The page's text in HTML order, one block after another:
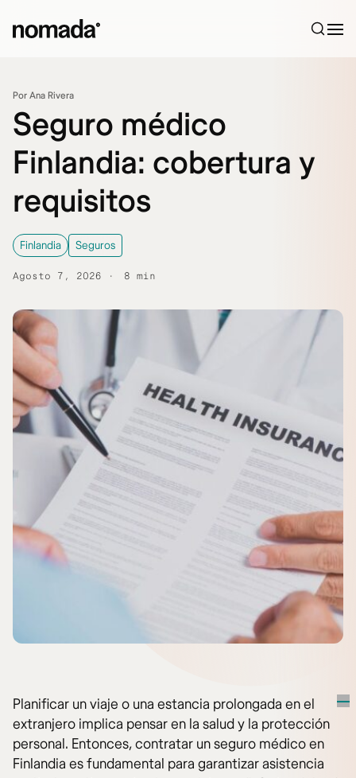
Por Ana Rivera
Seguro médico
Finlandia: cobertura y
requisitos
Finlandia Seguros
Agosto 7, 2026 8 min
Planificar un viaje o una estancia prolongada en el
extranjero implica pensar en la salud y la protección
personal. Entonces, contratar un seguro médico en
Finlandia es fundamental para garantizar asistencia